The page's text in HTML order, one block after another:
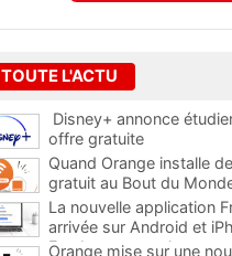
TOUTE L'ACTU
Disney+ annonce
offre gratuite
Quand Orange installe
gratuit au Bout du
La nouvelle application
arrivée sur Android et
Freebox, testez la
Orange mise sur une